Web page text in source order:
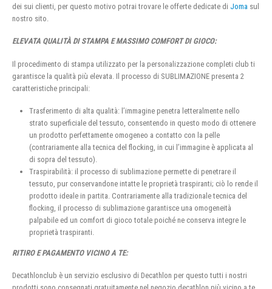
dei sui clienti, per questo motivo potrai trovare le offerte dedicate di Joma sul
nostro sito.
ELEVATA QUALITÀ DI STAMPA E MASSIMO COMFORT DI GIOCO:
Il procedimento di stampa utilizzato per la personalizzazione completi club ti
garantisce la qualità più elevata. Il processo di SUBLIMAZIONE presenta 2
caratteristiche principali:
Trasferimento di alta qualità: l’immagine penetra letteralmente nello
strato superficiale del tessuto, consentendo in questo modo di ottenere
un prodotto perfettamente omogeneo a contatto con la pelle
(contrariamente alla tecnica del flocking, in cui l’immagine è applicata al
di sopra del tessuto).
Traspirabilità: il processo di sublimazione permette di penetrare il
tessuto, pur conservandone intatte le proprietà traspiranti; ciò lo rende il
prodotto ideale in partita. Contrariamente alla tradizionale tecnica del
flocking, il processo di sublimazione garantisce una omogeneità
palpabile ed un comfort di gioco totale poiché ne conserva integre le
proprietà traspiranti.
RITIRO E PAGAMENTO VICINO A TE:
Decathlonclub è un servizio esclusivo di Decathlon per questo tutti i nostri